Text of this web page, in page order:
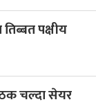
तिब्बत पक्षीय
चल्दा सेयर